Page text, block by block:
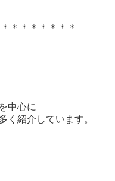
＊＊＊＊＊＊＊
中心に
く紹介しています。